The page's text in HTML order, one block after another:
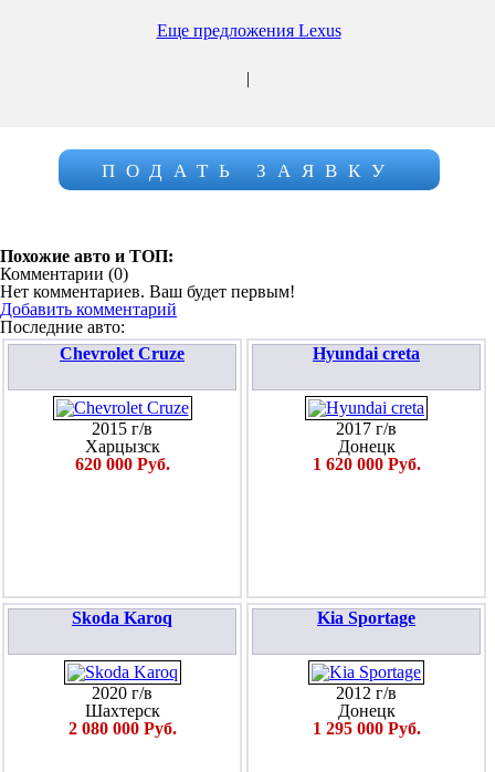
Еще предложения Lexus
|
ПОДАТЬ ЗАЯВКУ
Похожие авто и ТОП:
Комментарии (0)
Нет комментариев. Ваш будет первым!
Добавить комментарий
Последние авто:
Chevrolet Cruze
2015 г/в
Харцызск
620 000 Руб.
Hyundai creta
2017 г/в
Донецк
1 620 000 Руб.
Skoda Karoq
2020 г/в
Шахтерск
2 080 000 Руб.
Kia Sportage
2012 г/в
Донецк
1 295 000 Руб.